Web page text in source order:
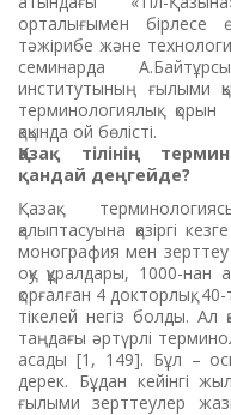
орталығымен бірлесе
тәжірибе және
семинарда
институтының ғылыми
терминологиялық
қақында ой бөлісті.
Қазақ тілінің
қандай деңгейде?
Қазақ
қалыптасуына қазіргі
монография мен зерттеу
оқу құралдары, 1000-нан
қорғалған 4 докторлық,
тікелей негіз болды. Ал
таңдағы әртүрлі
асады [1, 149]. Бұл –
дерек. Бұдан кейінгі
ғылыми зерттеулер